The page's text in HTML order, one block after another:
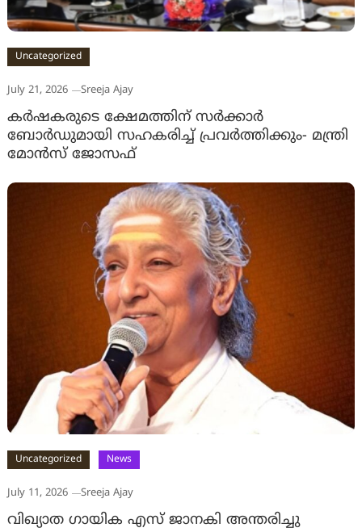
Uncategorized
July 21, 2026 Sreeja Ajay
കർഷകരുടെ ക്ഷേമത്തിന് സർക്കാർ
ബോർഡുമായി സഹകരിച്ച് പ്രവർത്തിക്കും- മന്ത്രി
മോൻസ് ജോസഫ്
Uncategorized News
July 11, 2026 Sreeja Ajay
വിഖ്യാത ഗായിക എസ് ജാനകി അന്തരിച്ചു